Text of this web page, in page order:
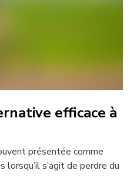
efficace à
présentée comme
s’agit de perdre du